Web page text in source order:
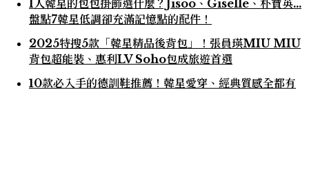
I人韓星的包包掛飾選什麼？Jisoo、Giselle、朴寶英...
盤點7韓星低調卻充滿記憶點的配件！
2025特搜5款「韓星精品後背包」！張員瑛MIU MIU
背包超能裝、惠利LV Soho包成旅遊首選
10款必入手的德訓鞋推薦！韓星愛穿、經典質感全都有